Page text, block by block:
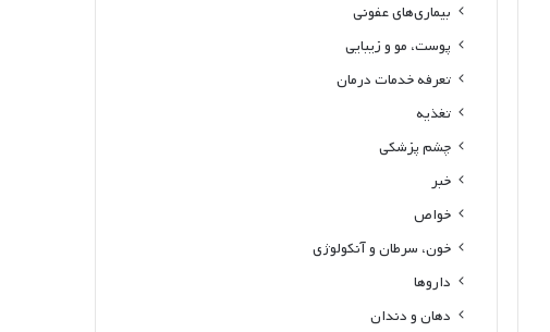
بیماری‌های عفونی
پوست، مو و زیبایی
تعرفه خدمات درمان
تغذیه
چشم پزشکی
خبر
خواص
خون، سرطان و آنکولوژی
داروها
دهان و دندان